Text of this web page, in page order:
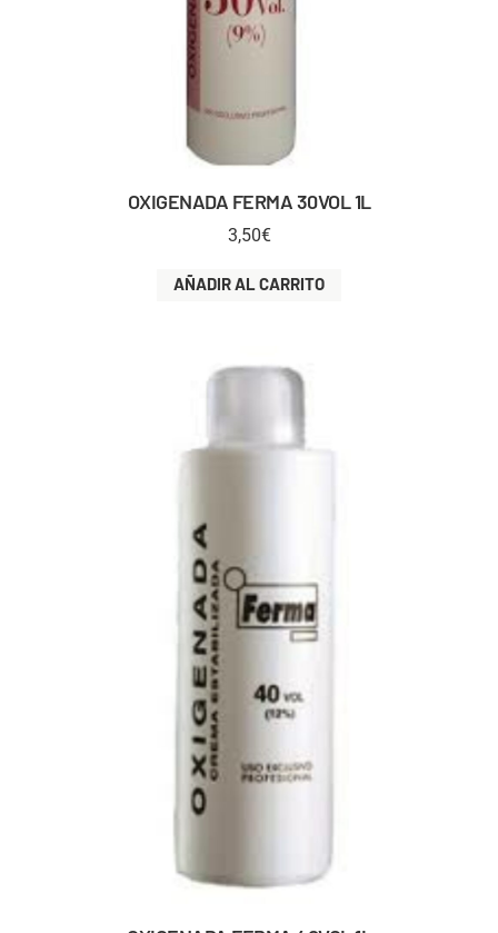
OXIGENADA FERMA 30VOL 1L
3,50€
AÑADIR AL CARRITO